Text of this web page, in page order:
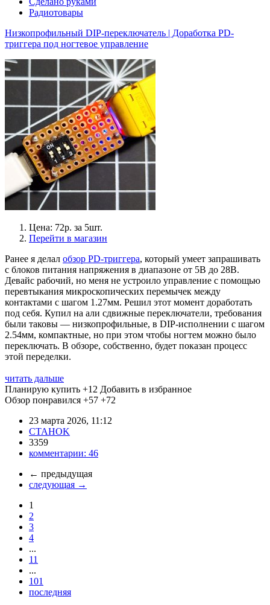
Радиотовары
Низкопрофильный DIP-переключатель | Доработка PD-
триггера под ногтевое управление
Цена: 72р. за 5шт.
Перейти в магазин
Ранее я делал обзор PD-триггера, который умеет запрашивать
с блоков питания напряжения в диапазоне от 5В до 28В.
Девайс рабочий, но меня не устроило управление с помощью
перевтыкания микроскопических перемычек между
контактами с шагом 1.27мм. Решил этот момент доработать
под себя. Купил на али сдвижные переключатели, требования
были таковы — низкопрофильные, в DIP-исполнении с шагом
2.54мм, компактные, но при этом чтобы ногтем можно было
переключать. В обзоре, собственно, будет показан процесс
этой переделки.
читать дальше
Планирую купить +12 Добавить в избранное
Обзор понравился +57 +72
23 марта 2026, 11:12
CTAHOK
3359
комментарии: 46
← предыдущая
следующая →
1
2
3
4
...
11
...
101
последняя